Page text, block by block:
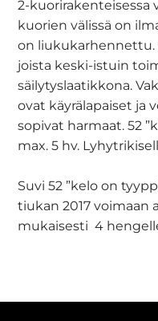
2-kuorirakenteisessa
kuorien välissä on
on liukukarhennettu.
joista keski-istuin
säilytyslaatikkona.
ovat käyrälapaiset ja
sopivat harmaat. 52
max. 5 hv.
Suvi 52 ”kelo on
tiukan 2017 voimaan
mukaisesti 4